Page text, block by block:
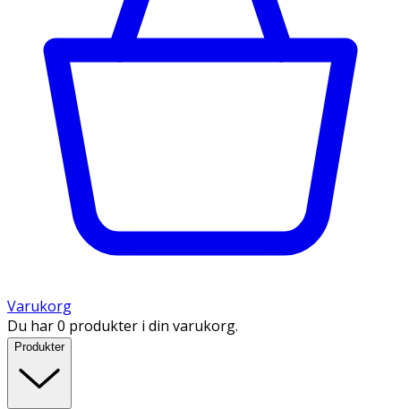
Varukorg
Du har 0 produkter i din varukorg.
Produkter